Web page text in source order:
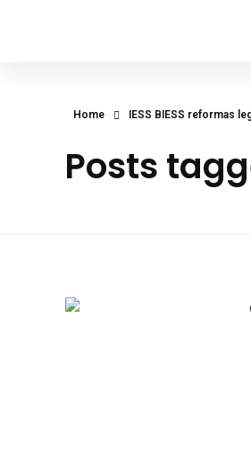
Home IESS BIESS reformas
Posts